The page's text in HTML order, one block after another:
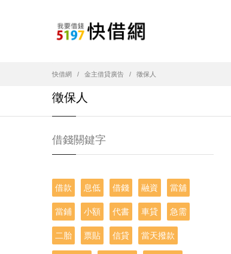
快借網 金主借貸廣告 徵保人
徵保人
借錢關鍵字
借款 息低 借錢 融資 當舖
當鋪 小額 代書 車貸 急需
二胎 票貼 信貸 當天撥款